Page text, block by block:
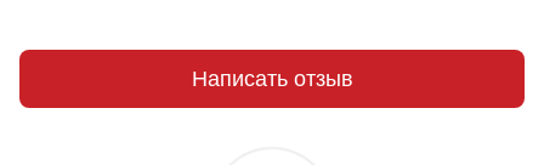
Написать отзыв